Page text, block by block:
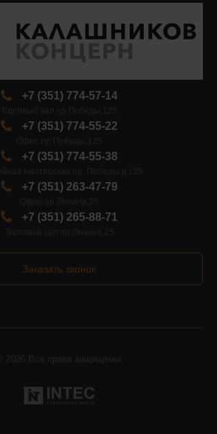
+7 (351) 774-57-14
+7 (351) 774-55-22
+7 (351) 774-55-38
+7 (351) 263-47-79
+7 (351) 265-88-71
Заказать звонок
© 2026 Все права защищены.